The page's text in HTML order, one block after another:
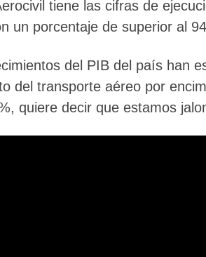
tiene las cifras de
un porcentaje de superior al
del PIB del país han
del transporte aéreo por
quiere decir que estamos